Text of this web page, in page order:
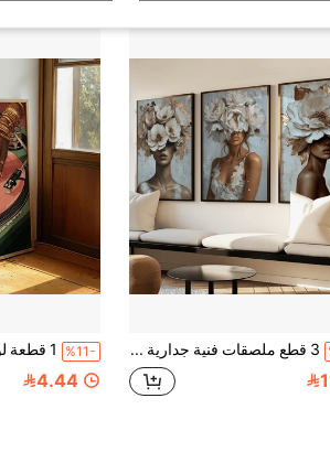
3 قطع ملصقات فنية جدارية حديثة، لوحة فنية على قماش لامرأة جميلة وزهور، بورتريه نسائي، فن الموضة، بورتريه امرأة أفريقية، ذهبي ورمادي، فاخر، خيار مؤطر أو غير مؤطر، ديكور الغرفة/المنزل، ديكور شقة السكن الجامعي، غرفة النوم، الحمام أو ديكور جدار المكتب، هدية %11-
4.44